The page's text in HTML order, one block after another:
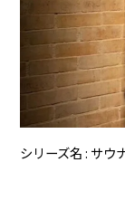
シリーズ名 サウ